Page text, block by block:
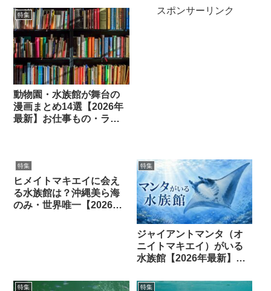
特集
動物園・水族館が舞台の
漫画まとめ14選【2026年
最新】お仕事もの・ラブ
スポンサーリンク
特集
ヒメイトマキエイに会え
る水族館は？沖縄美ら海
のみ・世界唯一【2026年
特集
ジャイアントマンタ（オ
ニイトマキエイ）がいる
水族館【2026年最新】日
館
特集 特集